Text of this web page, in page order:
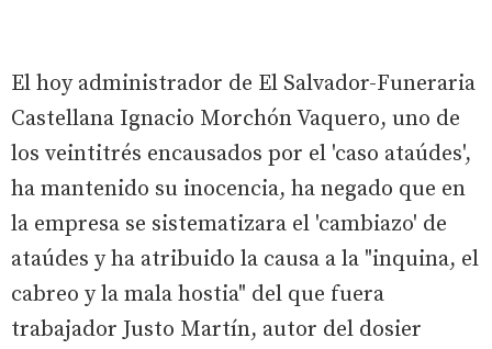
El hoy administrador de El Salvador-Funeraria
Castellana Ignacio Morchón Vaquero, uno de
los veintitrés encausados por el 'caso ataúdes',
ha mantenido su inocencia, ha negado que en
la empresa se sistematizara el 'cambiazo' de
ataúdes y ha atribuido la causa a la "inquina, el
cabreo y la mala hostia" del que fuera
trabajador Justo Martín, autor del dosier